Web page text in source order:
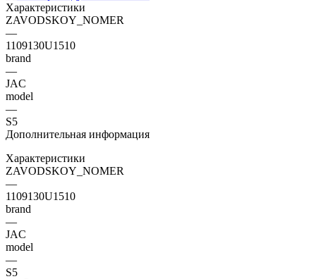
Характеристики
ZAVODSKOY_NOMER
—
1109130U1510
brand
—
JAC
model
—
S5
Дополнительная информация
Характеристики
ZAVODSKOY_NOMER
—
1109130U1510
brand
—
JAC
model
—
S5